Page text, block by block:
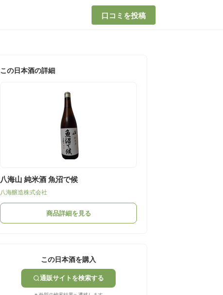
口コミを投稿
この日本酒の詳細
八海山 純米酒 魚沼で候
八海醸造株式会社
商品詳細を見る
この日本酒を購入
通販サイトを検索する